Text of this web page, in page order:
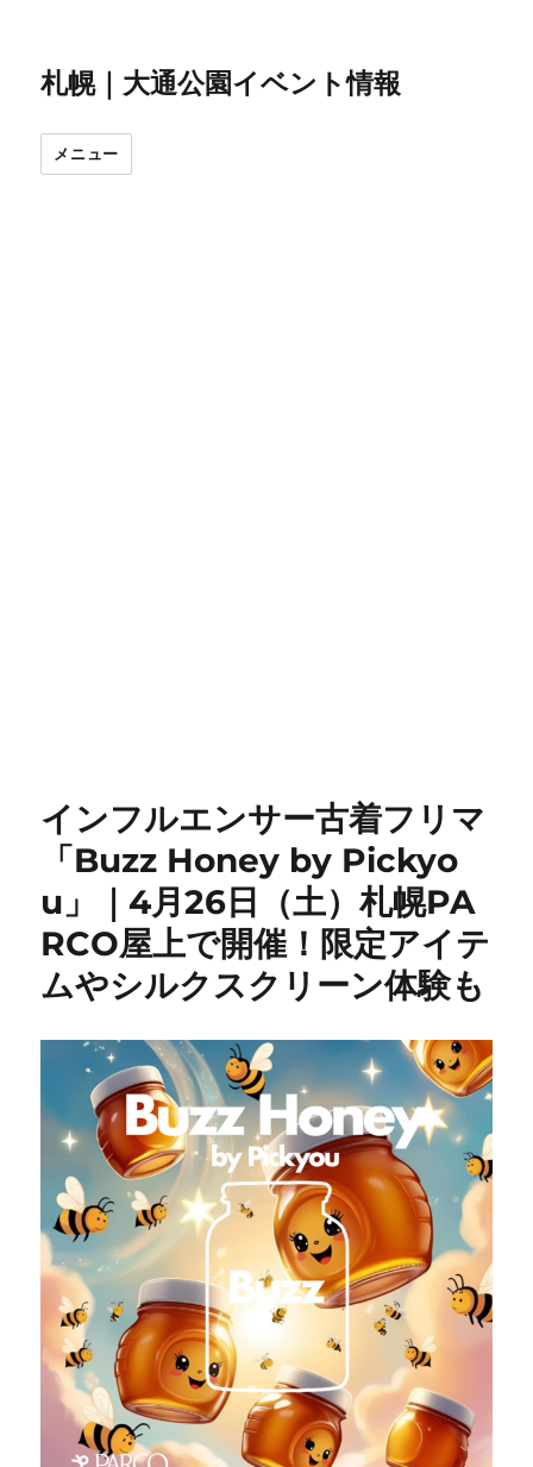
札幌｜大通公園イベント情報
メニュー
インフルエンサー古着フリマ
「Buzz Honey by Pickyo
u」｜4月26日（土）札幌PA
RCO屋上で開催！限定アイテ
ムやシルクスクリーン体験も